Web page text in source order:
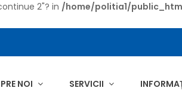
2"? in /home/politia1/
NOI SERVICII